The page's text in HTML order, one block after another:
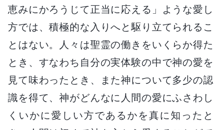
恵みにかろうじて正当に応える」ような愛し
方では、積極的な入りへと駆り立てられるこ
とはない。人々は聖霊の働きをいくらか得た
とき、すなわち自分の実体験の中で神の愛を
見て味わったとき、また神について多少の認
識を得て、神がどんなに人間の愛にふさわし
くいかに愛しい方であるかを真に知ったと